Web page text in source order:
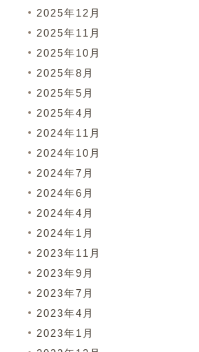
2025年12月
2025年11月
2025年10月
2025年8月
2025年5月
2025年4月
2024年11月
2024年10月
2024年7月
2024年6月
2024年4月
2024年1月
2023年11月
2023年9月
2023年7月
2023年4月
2023年1月